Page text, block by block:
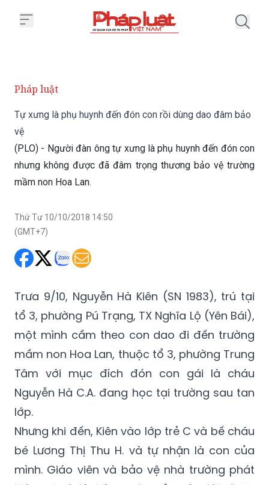
Pháp luật
Tự xưng là phụ huynh đến đón con rồi dùng dao đâm bảo
mầm non Hoa Lan.
Thứ Tư 10/10/2018 14:50
Trưa 9/10, Nguyễn Hà Kiên (SN 1983), trú tại
tổ 3, phường Pú Trạng, TX Nghĩa Lộ (Yên Bái),
một mình cầm theo con dao đi đến trường
mầm non Hoa Lan, thuộc tổ 3, phường Trung
Tâm với mục đích đón con gái là cháu
Nguyễn Hà C.A. đang học tại trường sau tan
lớp.
Nhưng khi đến, Kiên vào lớp trẻ C và bế cháu